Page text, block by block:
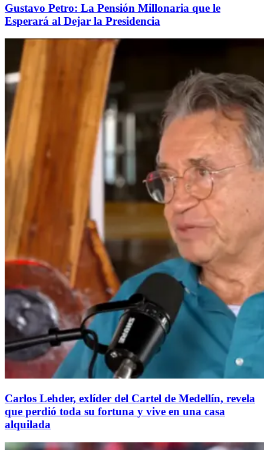
Gustavo Petro: La Pensión Millonaria que le
Esperará al Dejar la Presidencia
Carlos Lehder, exlíder del Cartel de Medellín, revela
que perdió toda su fortuna y vive en una casa
alquilada